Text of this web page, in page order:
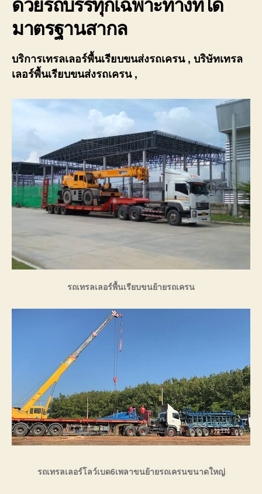
มาตรฐานสากล
บริการเทรลเลอร์พื้นเรียบขนส่งรถเครน, บริษัทเทรล
เลอร์พื้นเรียบขนส่งรถเครน,
รถเทรลเลอร์พื้นเรียบขนย้ายรถเครน
รถเทรลเลอร์โลว์เบด6เพลาขนย้ายรถเครนขนาดใหญ่